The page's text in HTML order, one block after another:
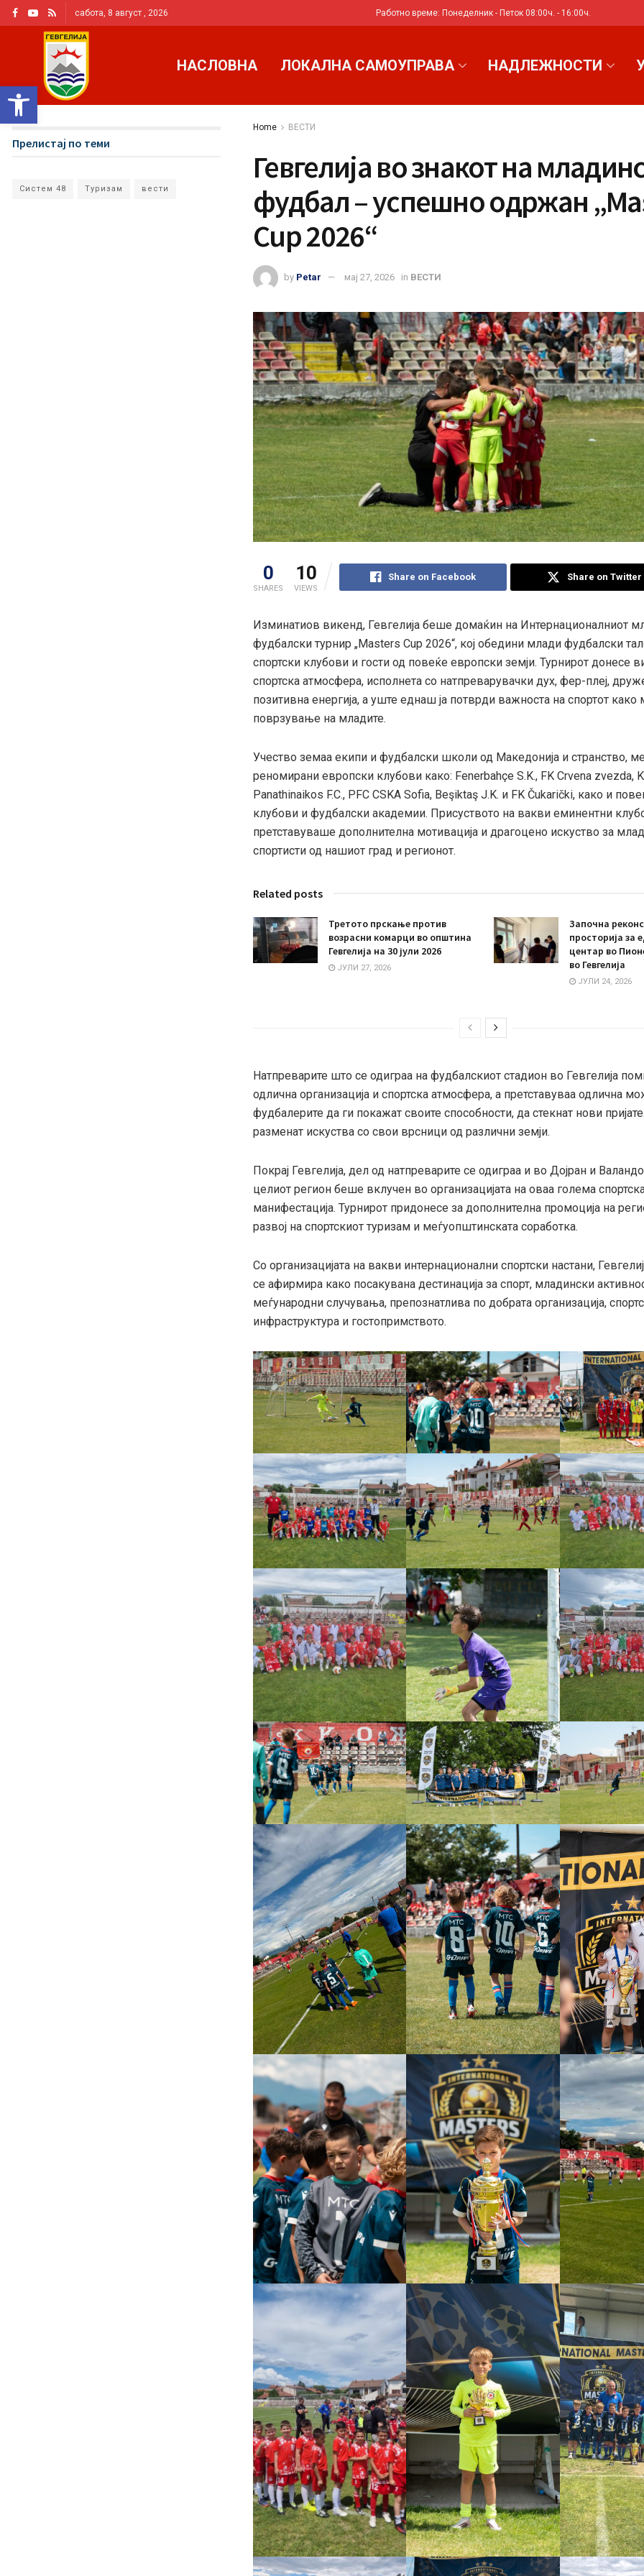
Open toolbar
сабота, 8 август , 2026 Работно време: Понеделник - Петок 08:00ч. - 16:00ч.
НАСЛОВНА ЛОКАЛНА САМОУПРАВА НАДЛЕЖНОСТИ
Home ВЕСТИ
Гевгелија во знакот на
фудбал – успешно одржан
Cup 2026“
by Petar мај 27, 2026 in ВЕСТИ
0
SHARES
10
VIEWS
Share on Facebook Share on Twitter
Изминатиов викенд, Гевгелија беше домаќин на Интернационалниот
фудбалски турнир „Masters Cup 2026“, кој обедини млади фудбалски
спортски клубови и гости од повеќе европски земји. Турнирот донесе
спортска атмосфера, исполнета со натпреварувачки дух, фер-плеј,
позитивна енергија, а уште еднаш ја потврди важноста на спортот како
поврзување на младите.
Учество земаа екипи и фудбалски школи од Македонија и странство,
реномирани европски клубови како: Fenerbahçe S.K., FK Crvena zvezda,
Panathinaikos F.C., PFC CSKA Sofia, Beşiktaş J.K. и FK Čukarički, како и
клубови и фудбалски академии. Присуството на вакви еминентни
претставуваше дополнителна мотивација и драгоцено искуство за
спортисти од нашиот град и регионот.
Related posts
Третото прскање против
возрасни комарци во општина
Гевгелија на 30 јули 2026
ЈУЛИ 27, 2026
Започна
просторија за
центар во
во Гевгелија
ЈУЛИ 24, 2026
Натпреварите што се одиграа на фудбалскиот стадион во Гевгелија
одлична организација и спортска атмосфера, a претставуваа одлична
фудбалерите да ги покажат своите способности, да стекнат нови
разменат искуства со свои врсници од различни земји.
Покрај Гевгелија, дел од натпреварите се одиграа и во Дојран и
целиот регион беше вклучен во организацијата на оваа голема
манифестација. Турнирот придонесе за дополнителна промоција на
развој на спортскиот туризам и меѓуопштинската соработка.
Со организацијата на вакви интернационални спортски настани,
се афирмира како посакувана дестинација за спорт, младински
меѓународни случувања, препознатлива по добрата организација,
инфраструктура и гостопримството.
Прелистај по теми
Систем 48 Туризам вести